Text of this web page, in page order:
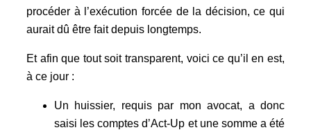
procéder à l’exécution forcée de la décision, ce qui
aurait dû être fait depuis longtemps.
Et afin que tout soit transparent, voici ce qu’il en est,
à ce jour :
Un huissier, requis par mon avocat, a donc
saisi les comptes d’Act-Up et une somme a été